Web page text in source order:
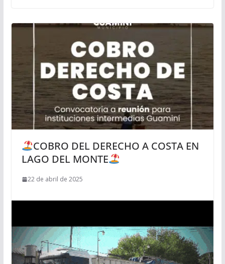
COBRO DEL DERECHO A COSTA EN
LAGO DEL MONTE
22 de abril de 2025